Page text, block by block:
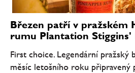
Březen patří v pražském
rumu Plantation Stiggins'
First choice. Legendární pražský
měsíc letošního roku připravený